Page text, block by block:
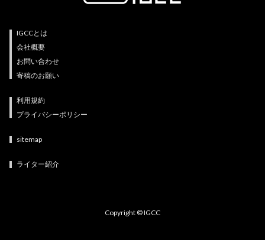
IGCCとは
会社概要
お問い合わせ
寄稿のお願い
利用規約
プライバシーポリシー
sitemap
ライター紹介
Copyright © IGCC